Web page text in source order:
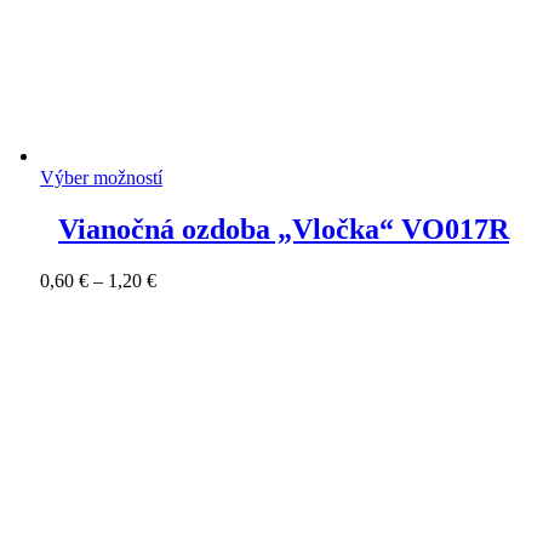
Výber možností
Vianočná ozdoba „Vločka“ VO017R
0,60 € – 1,20 €Price